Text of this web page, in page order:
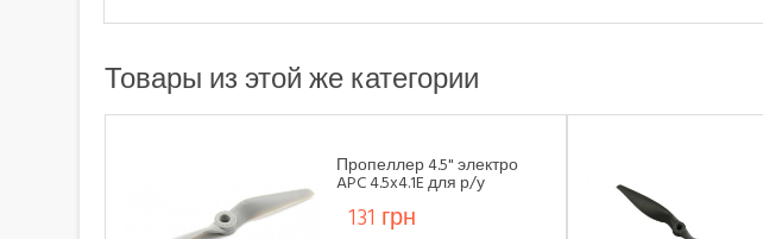
Товары из этой же категории
Пропеллер 4.5" электро
APC 4.5x4.1E для р/у
131 грн